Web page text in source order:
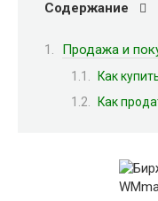
Содержание
Продажа и
Как
Как